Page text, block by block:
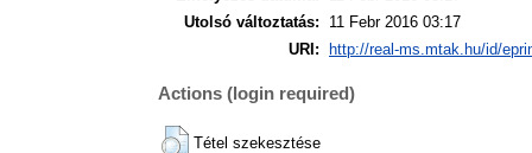
Utolsó változtatás:
11 Febr 2016 03:17
URI:
http://real-ms.mtak.hu/id/
Actions (login required)
Tétel szekesztése